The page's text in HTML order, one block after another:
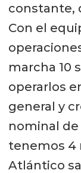
constante,
Con el
marcha 10
operarlos
general y
nominal
tenemos 4
Atlántico